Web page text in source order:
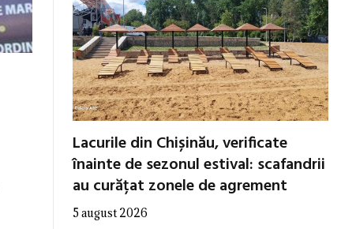
Lacurile din Chișinău, verificate
înainte de sezonul estival: scafandrii
au curățat zonele de agrement
5 august 2026